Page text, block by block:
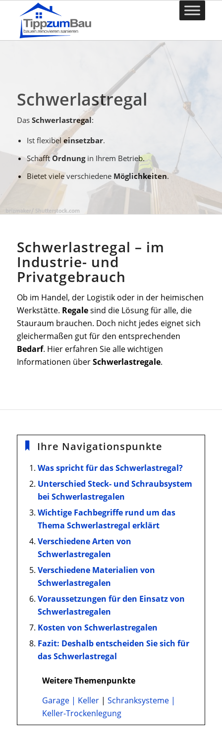
Schwerlastregal
DasSchwerlastregal:
Ist flexibeleinsetzbar.
SchafftOrdnungin Ihrem Betrieb.
Bietet viele verschiedene Möglichkeiten.
Schwerlastregal – im
Industrie- und
Privatgebrauch
Ob im Handel, der Logistik oder in der heimischen
Werkstätte. Regalesind die Lösung für alle, die
Stauraum brauchen. Doch nicht jedes eignet sich
gleichermaßen gut für den entsprechenden
Bedarf. Hier erfahren Sie alle wichtigen
Informationen überSchwerlastregale.
Ihre Navigationspunkte
Was spricht für das Schwerlastregal?
Unterschied Steck- und Schraubsystem
bei Schwerlastregalen
Wichtige Fachbegriffe rund um das
Thema Schwerlastregal erklärt
Verschiedene Arten von
Schwerlastregalen
Verschiedene Materialien von
Schwerlastregalen
Voraussetzungen für den Einsatz von
Schwerlastregalen
Kosten von Schwerlastregalen
Fazit: Deshalb entscheiden Sie sich für
das Schwerlastregal
Weitere Themenpunkte
Garage | Keller | Schranksysteme |
Keller-Trockenlegung